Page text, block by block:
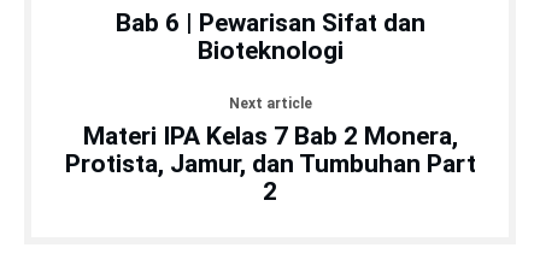
Bab 6 | Pewarisan Sifat dan
Bioteknologi
Next article
Materi IPA Kelas 7 Bab 2 Monera,
Protista, Jamur, dan Tumbuhan Part
2